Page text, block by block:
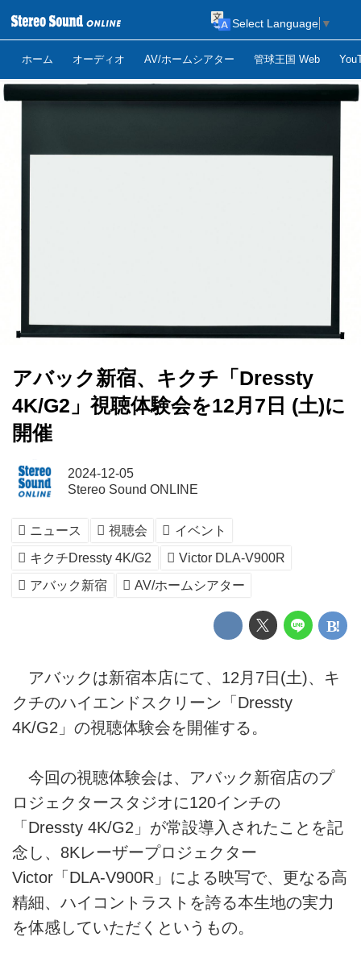
ホーム オーディオ AV/ホームシアター 管球王国 Web
Select Language ▼
アバック新宿、キクチ「Dressty
4K/G2」視聴体験会を12月7日 (土)に
開催
2024-12-05
Stereo Sound ONLINE
ニュース 視聴会
イベント
キクチDressty 4K/G2
Victor DLA-V900R
アバック新宿
AV/ホームシアター
アバックは新宿本店にて、12月7日(土)、キ
クチのハイエンドスクリーン「Dressty
4K/G2」の視聴体験会を開催する。
今回の視聴体験会は、アバック新宿店のプ
ロジェクタースタジオに120インチの
「Dressty 4K/G2」が常設導入されたことを記
念し、8Kレーザープロジェクター
Victor「DLA-V900R」による映写で、更なる高
精細、ハイコントラストを誇る本生地の実力
を体感していただくというもの。